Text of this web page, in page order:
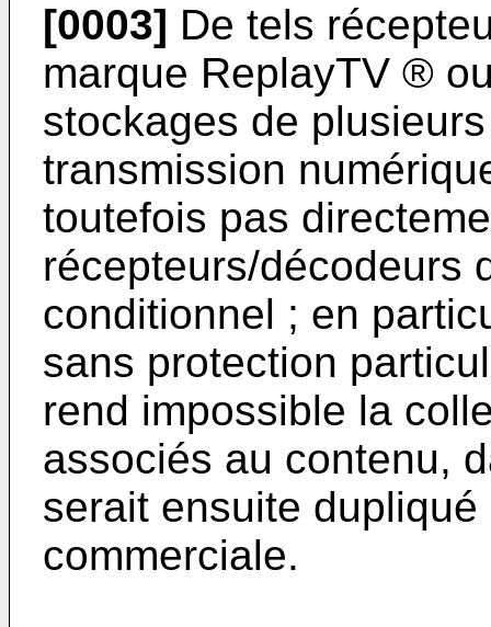
[0003] De tels
marque ReplayTV ®
stockages de
transmission
toutefois pas
récepteurs/décodeurs
conditionnel ; en
sans protection
rend impossible la
associés au contenu,
serait ensuite
commerciale.